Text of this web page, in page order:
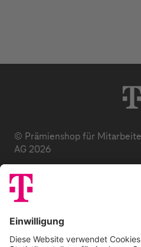
© Prämienshop für
AG 2026
Datenschutz
Impressum